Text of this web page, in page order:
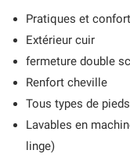
Pratiques et
Extérieur cuir
fermeture double
Renfort cheville
Tous types de pieds
Lavables en
linge)